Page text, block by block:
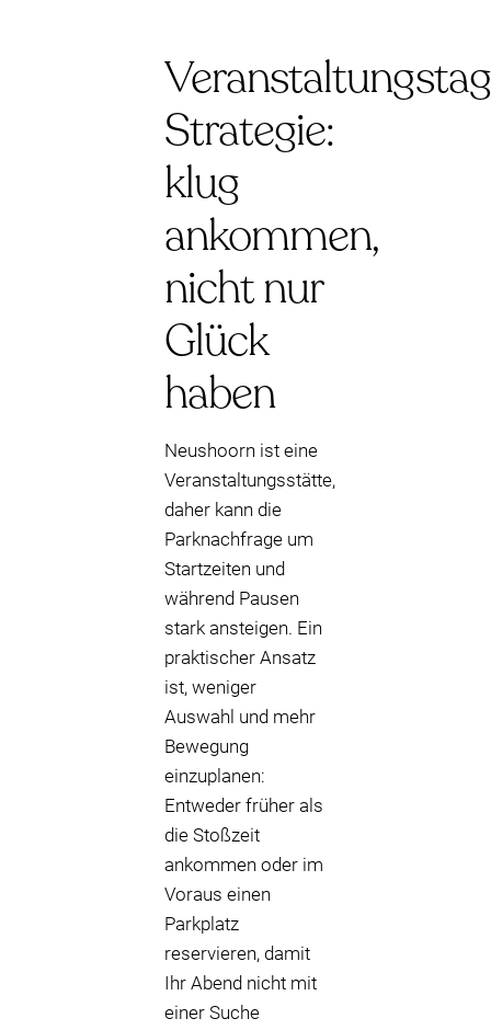
Strategie:
klug
ankommen,
nicht nur
Glück
haben
Neushoorn ist eine
Veranstaltungsstätte,
daher kann die
Parknachfrage um
Startzeiten und
während Pausen
stark ansteigen. Ein
praktischer Ansatz
ist, weniger
Auswahl und mehr
Bewegung
einzuplanen:
Entweder früher als
die Stoßzeit
ankommen oder im
Voraus einen
Parkplatz
reservieren, damit
Ihr Abend nicht mit
einer Suche